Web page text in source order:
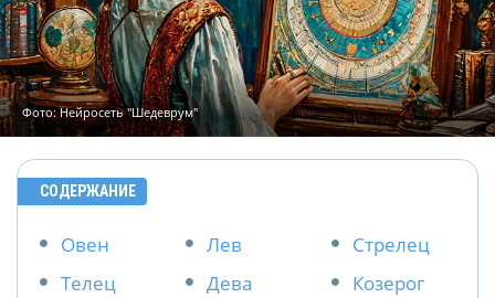
Фото: Нейросеть "Шедеврум"
СОДЕРЖАНИЕ
Овен
Телец
Лев
Дева
Стрелец
Козерог